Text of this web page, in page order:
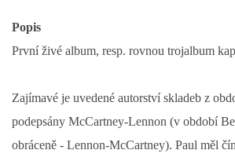
PAUL MCCARTNEY - SINGLY
PAUL MCCARTNEY - SINGLY II
Popis
První živé album, resp. rovnou trojalbum
Zajímavé je uvedené autorství skladeb z
podepsány McCartney-Lennon (v období
obráceně - Lennon-McCartney). Paul měl